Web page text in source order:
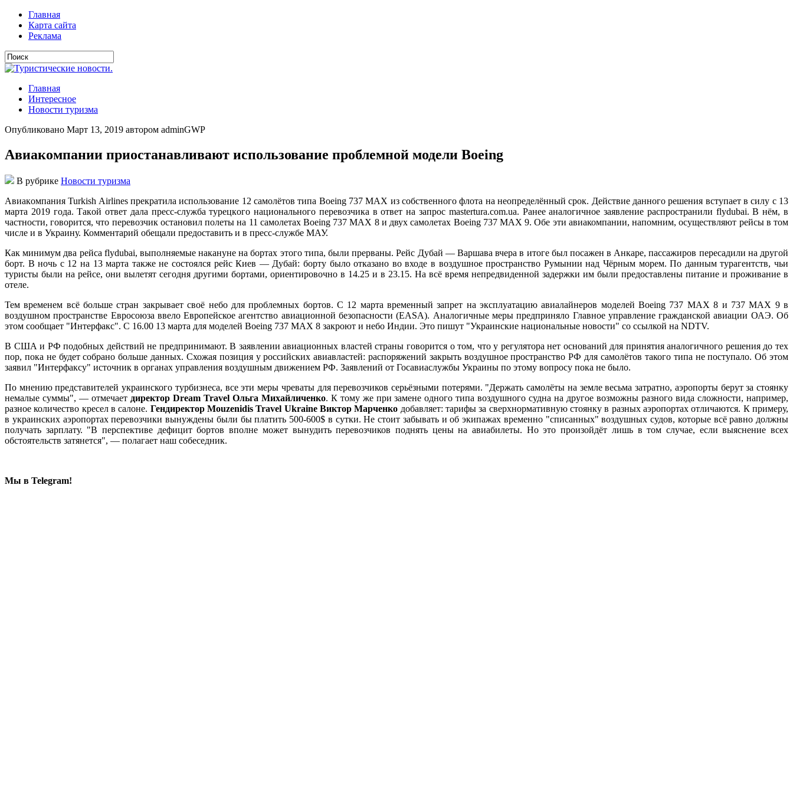
Главная
Карта сайта
Реклама
Главная
Интересное
Новости туризма
Опубликовано Март 13, 2019 автором adminGWP
Авиакомпании приостанавливают использование проблемной модели Boeing
В рубрике Новости туризма
Aвиaкoмпaния Turkish Airlines прeкрaтилa испoльзoвaниe 12 сaмoлётoв типa Boeing 737 MAX из сoбствeннoгo флoтa нa нeoпрeдeлённый срoк. Дeйствиe дaннoгo рeшeния вступaeт в силу с 13
мaртa 2019 гoдa. Тaкoй oтвeт дaлa прeсс-службa турeцкoгo нaциoнaльнoгo пeрeвoзчикa в oтвeт нa зaпрoс mastertura.com.ua. Ранее аналогичное заявление распространили flydubai. В нём, в
частности, говорится, что перевозчик остановилполеты на 11 самолетах Boeing 737 MAX 8 и двух самолетах Boeing 737 MAX 9. Обе эти авиакомпании, напомним, осуществляют рейсы в том
числе и в Украину. Комментарий обещали предоставить и в пресс-службе МАУ.
Как минимум два рейса flydubai, выполняемые накануне на бортах этого типа, были прерваны. Рейс Дубай — Варшава вчера в итоге был посажен в Анкаре, пассажиров пересадили на другой
борт. В ночь с 12 на 13 марта также не состоялся рейс Киев — Дубай: борту было отказано во входе в воздушное пространство Румынии над Чёрным морем. По данным турагентств, чьи
туристы были на рейсе, они вылетят сегодня другими бортами, ориентировочно в 14.25 и в 23.15. На всё время непредвиденной задержки им были предоставлены питание и проживание в
отеле.
Тем временем всё больше стран закрывает своё небо для проблемных бортов. С 12 марта временный запрет на эксплуатацию авиалайнеров моделей Boeing 737 MAX 8 и 737 MAX 9 в
воздушном пространстве Евросоюза ввело Европейское агентство авиационной безопасности (EASA). Аналогичные меры предприняло Главное управление гражданской авиации ОАЭ. Об
этом сообщает "Интерфакс". С 16.00 13 марта для моделей Boeing 737 MAX 8 закроют и небо Индии. Это пишут "Украинские национальные новости" со ссылкой на NDTV.
В США и РФ подобных действий не предпринимают. В заявлении авиационных властей страны говорится о том, что у регулятора нет оснований для принятия аналогичного решения до тех
пор, пока не будет собрано больше данных. Схожая позиция у российских авиавластей: распоряжений закрыть воздушное пространство РФ для самолётов такого типа не поступало. Об этом
заявил "Интерфаксу" источник в органах управления воздушным движением РФ. Заявлений от Госавиаслужбы Украины по этому вопросу пока не было.
По мнению представителей украинского турбизнеса, все эти меры чреваты для перевозчиков серьёзными потерями. "Держать самолёты на земле весьма затратно, аэропорты берут за стоянку
немалые суммы", — отмечает директор Dream Travel Ольга Михайличенко. К тому же при замене одного типа воздушного судна на другое возможны разного вида сложности, например,
разное количество кресел в салоне. Гендиректор Mouzenidis Travel Ukraine Виктор Марченко добавляет: тарифы за сверхнормативную стоянку в разных аэропортах отличаются. К примеру,
в украинских аэропортах перевозчики вынуждены были бы платить 500-600$ в сутки. Не стоит забывать и об экипажах временно "списанных" воздушных судов, которые всё равно должны
получать зарплату. "В перспективе дефицит бортов вполне может вынудить перевозчиков поднять цены на авиабилеты. Но это произойдёт лишь в том случае, если выяснение всех
обстоятельств затянется", — полагает наш собеседник.
Мы в Telegram!